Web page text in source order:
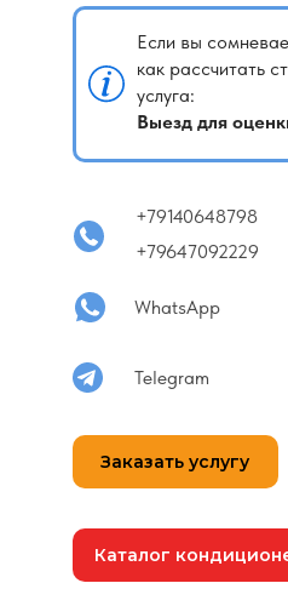
Если вы
как рассчитать
услуга:
Выезд для
+79140648798
+79647092229
WhatsApp
Telegram
Каталог
Заказать услугу
9 BTU
12 BTU
Ремонт
Демонтаж